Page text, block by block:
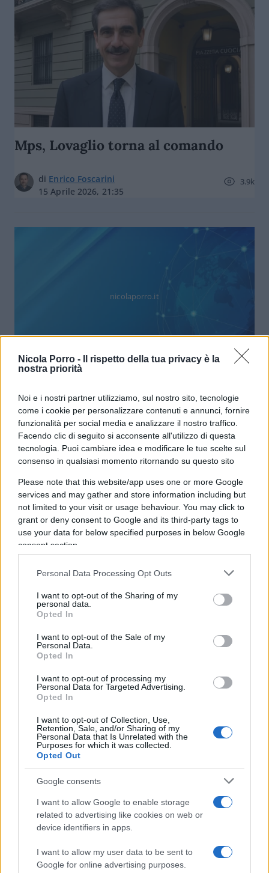
Nicola Porro -
Il rispetto della tua privacy è la
nostra priorità
Noi e i nostri partner utilizziamo, sul nostro sito, tecnologie
come i cookie per personalizzare contenuti e annunci, fornire
funzionalità per social media e analizzare il nostro traffico.
Facendo clic di seguito si acconsente all'utilizzo di questa
tecnologia. Puoi cambiare idea e modificare le tue scelte sul
consenso in qualsiasi momento ritornando su questo sito
Please note that this website/app uses one or more Google
services and may gather and store information including but
not limited to your visit or usage behaviour. You may click to
grant or deny consent to Google and its third-party tags to
use your data for below specified purposes in below Google
consent section.
Personal Data Processing Opt Outs
I want to opt-out of the Sharing of my
personal data.
Opted In
I want to opt-out of the Sale of my
Personal Data.
Opted In
I want to opt-out of processing my
Personal Data for Targeted Advertising.
Opted In
I want to opt-out of Collection, Use,
Retention, Sale, and/or Sharing of my
Personal Data that Is Unrelated with the
Purposes for which it was collected.
Opted Out
Google consents
I want to allow Google to enable storage
related to advertising like cookies on web or
device identifiers in apps.
I want to allow my user data to be sent to
Google for online advertising purposes.
Mps, Lovaglio torna al comando
di Enrico Foscarini
15 Aprile 2026, 21:35
3.9k
nicolaporro.it
azionisti. Meloni: “È un successo”
diEnrico Foscarini
27 Febbraio 2026, 20:33
Del Vecchio: Leonardo Maria pronto
ad acquisire il 25% di Delfin
diEnrico Foscarini
19 Febbraio 2026, 19:34